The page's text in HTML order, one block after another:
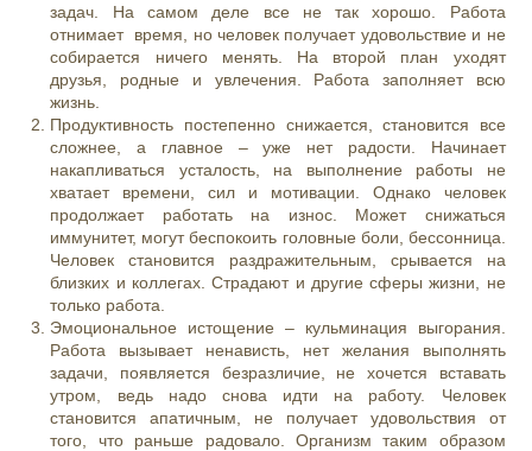
задач. На самом деле все не так хорошо. Работа
отнимает время, но человек получает удовольствие и не
собирается ничего менять. На второй план уходят
друзья, родные и увлечения. Работа заполняет всю
жизнь.
Продуктивность постепенно снижается, становится все
сложнее, а главное – уже нет радости. Начинает
накапливаться усталость, на выполнение работы не
хватает времени, сил и мотивации. Однако человек
продолжает работать на износ. Может снижаться
иммунитет, могут беспокоить головные боли, бессонница.
Человек становится раздражительным, срывается на
близких и коллегах. Страдают и другие сферы жизни, не
только работа.
Эмоциональное истощение – кульминация выгорания.
Работа вызывает ненависть, нет желания выполнять
задачи, появляется безразличие, не хочется вставать
утром, ведь надо снова идти на работу. Человек
становится апатичным, не получает удовольствия от
того, что раньше радовало. Организм таким образом